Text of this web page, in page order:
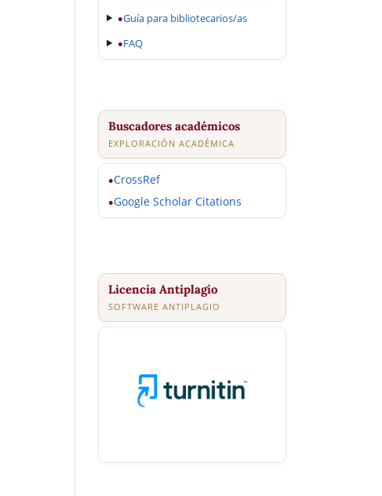
●Guía para bibliotecarios/as
●FAQ
Buscadores académicos
EXPLORACIÓN ACADÉMICA
●CrossRef
●Google Scholar Citations
Licencia Antiplagio
SOFTWARE ANTIPLAGIO